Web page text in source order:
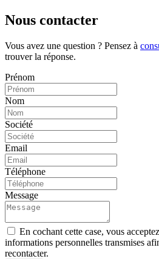
Nous contacter
Vous avez une question ? Pensez à
trouver la réponse.
Prénom
Nom
Société
Email
Téléphone
Message
En cochant cette case, vous
informations personnelles transmises
recontacter.